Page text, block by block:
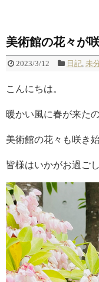
美術館の花々が
2023/3/12 日記, 未
こんにちは。
暖かい風に春が来た
美術館の花々も咲き
皆様はいかがお過ご